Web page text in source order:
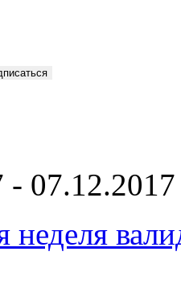
- 07.12.2017
неделя